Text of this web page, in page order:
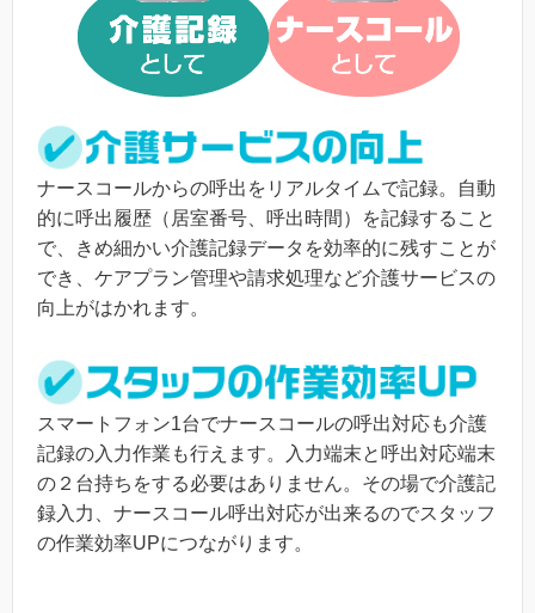
ナースコールからの呼出をリアルタイムで記録。自動
的に呼出履歴（居室番号、呼出時間）を記録すること
で、きめ細かい介護記録データを効率的に残すことが
でき、ケアプラン管理や請求処理など介護サービスの
向上がはかれます。
スマートフォン1台でナースコールの呼出対応も介護
記録の入力作業も行えます。入力端末と呼出対応端末
の２台持ちをする必要はありません。その場で介護記
録入力、ナースコール呼出対応が出来るのでスタッフ
の作業効率UPにつながります。